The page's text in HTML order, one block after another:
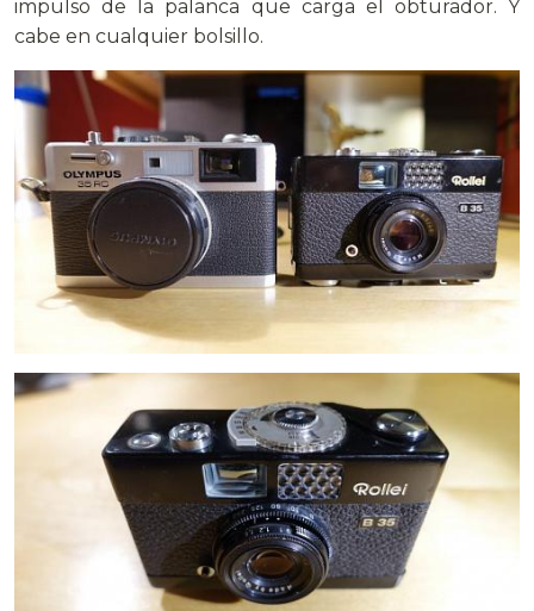
impulso de la palanca que carga el obturador. Y
cabe en cualquier bolsillo.